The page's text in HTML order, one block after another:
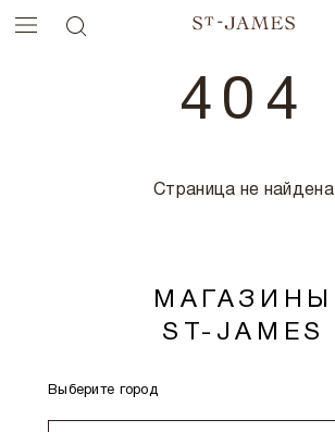
404
Страница не найдена
МАГАЗИНЫ
ST-JAMES
Выберите город